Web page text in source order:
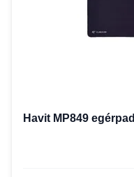
Havit MP849 egérpad